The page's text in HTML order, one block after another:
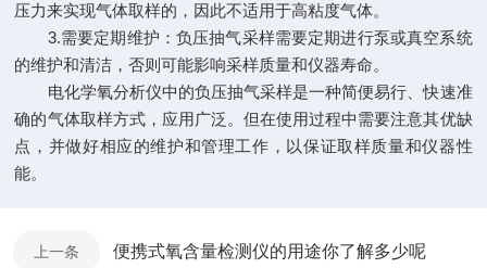
压力来实现气体取样的，因此不适用于高粘度气体。
3.需要定期维护：负压抽气采样需要定期进行泵或真空系统
的维护和清洁，否则可能影响采样质量和仪器寿命。
电化学氧分析仪中的负压抽气采样是一种简便易行、快速准
确的气体取样方式，应用广泛。但在使用过程中需要注意其优缺
点，并做好相应的维护和管理工作，以保证取样质量和仪器性
能。
上一条 便携式氧含量检测仪的用途你了解多少呢